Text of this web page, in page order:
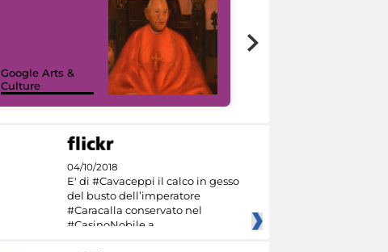
Google Arts &
Culture
04/10/2018
E' di #Cavaceppi il calco in gesso
del busto dell’imperatore
#Caracalla conservato nel
#CasinoNobile a